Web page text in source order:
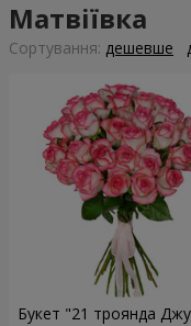
Матвіївка
Сортування: дешевше
Букет "21 троянда